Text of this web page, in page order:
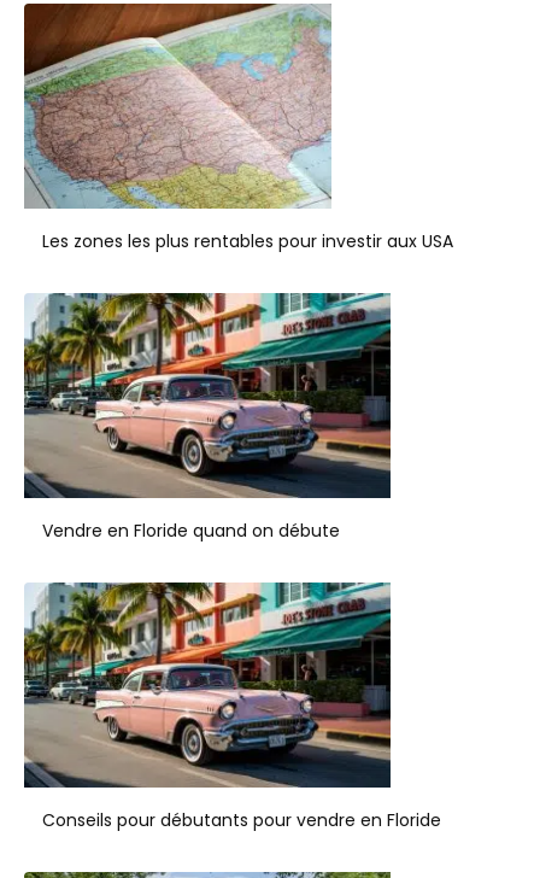
Les zones les plus rentables pour investir aux USA
Vendre en Floride quand on débute
Conseils pour débutants pour vendre en Floride